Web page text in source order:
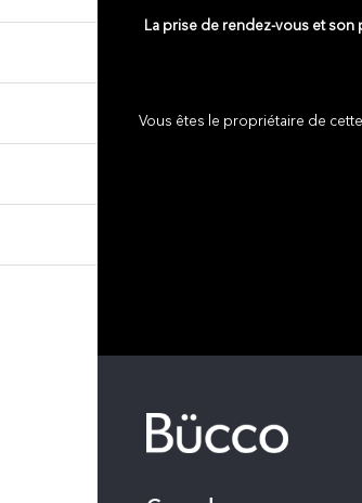
La prise de rendez-vous et
Vous êtes le propriétaire de